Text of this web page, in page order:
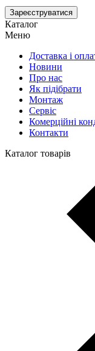
Зареєструватися
Каталог
Меню
Доставка і
Новини
Про нас
Як підібрати
Монтаж
Сервіс
Комерційні
Контакти
Каталог товарів